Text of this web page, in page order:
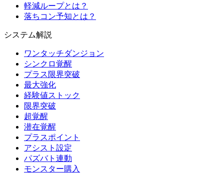
軽減ループとは？
落ちコン予知とは？
システム解説
ワンタッチダンジョン
シンクロ覚醒
プラス限界突破
最大強化
経験値ストック
限界突破
超覚醒
潜在覚醒
プラスポイント
アシスト設定
パズバト連動
モンスター購入